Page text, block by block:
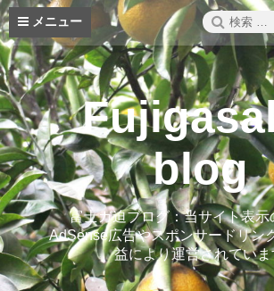
コ
ン
テ
ン
ツ
へ
ス
キ
ッ
プ
メニュー
検
索:
blog
富士ガ迫ブログ：当サイト表示
AdSense広告やスポンサードリン
益により運営されていま